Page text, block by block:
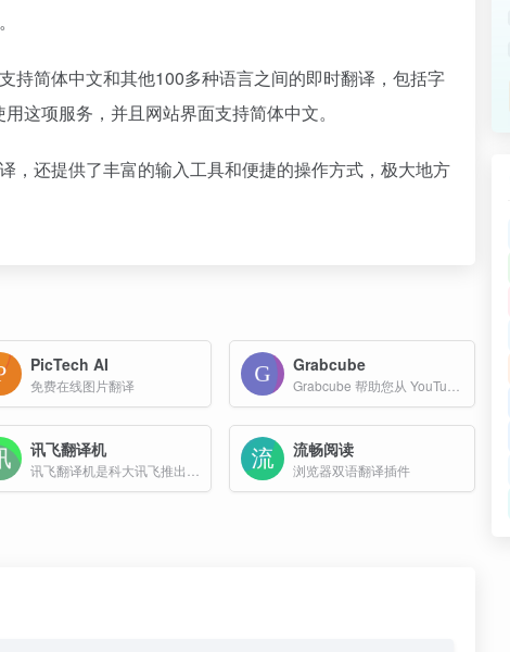
持简体中文和其他100多种语言之间的即时翻译，包括字
这项服务，并且网站界面支持简体中文。
，还提供了丰富的输入工具和便捷的操作方式，极大地方
PicTech AI
免费在线图片翻译
Grabcube
讯飞翻译机 流畅阅读
浏览器双语翻译插件